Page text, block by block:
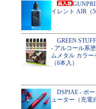
イレント AIR（
GREEN
- アルコール系
ムメタル カラー
（6本入）
DSPIAE - ポー
ューター（充電